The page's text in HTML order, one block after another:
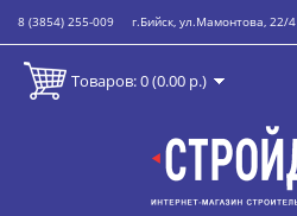
8 (3854) 255-009 г.Бийск, ул.Мамонтова, 22/4
Товаров: 0 (0.00 р.)